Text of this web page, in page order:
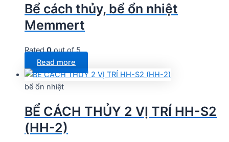
Bể cách thủy, bể ổn nhiệt
Memmert
Rated0out of 5
Read more
bể ổn nhiệt
BỂ CÁCH THỦY 2 VỊ TRÍ HH-S2
(HH-2)